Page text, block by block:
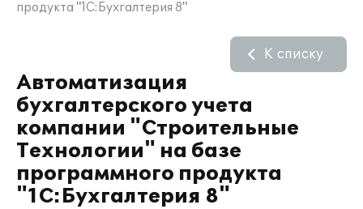
продукта "1С:Бухгалтерия 8"
Автоматизация
бухгалтерского учета
компании "Строительные
Технологии" на базе
программного продукта
"1С:Бухгалтерия 8"
К списку